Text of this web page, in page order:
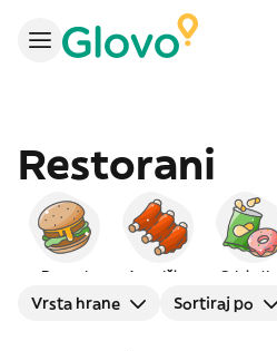
Restorani
Burgeri Američka Grickalice
Vrsta hrane Sortiraj po